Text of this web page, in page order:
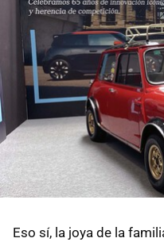
Eso sí, la joya de la